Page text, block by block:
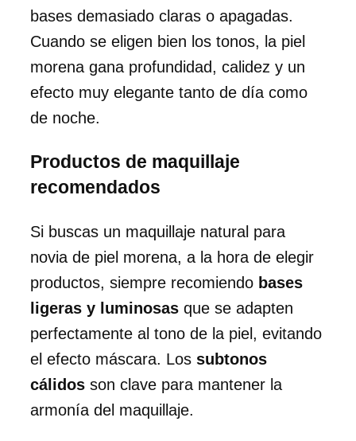
bases demasiado claras o apagadas.
Cuando se eligen bien los tonos, la piel
morena gana profundidad, calidez y un
efecto muy elegante tanto de día como
de noche.
Productos de maquillaje
recomendados
Si buscas un maquillaje natural para
novia de piel morena, a la hora de elegir
productos, siempre recomiendo bases
ligeras y luminosas que se adapten
perfectamente al tono de la piel, evitando
el efecto máscara. Los subtonos
cálidos son clave para mantener la
armonía del maquillaje.